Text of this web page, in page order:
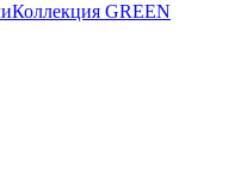
Коллекция GREEN